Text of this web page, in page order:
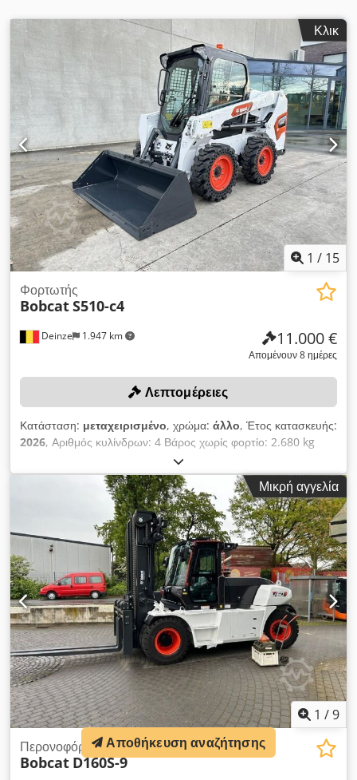
Κλικ
1 / 15
Deinze 1.947 km
Φορτωτής
BobcatS510-c4
11.000 €
Απομένουν 8 ημέρες
Λεπτομέρειες
Κατάσταση: μεταχειρισμένο, χρώμα: άλλο, Έτος κατασκευής:
2026, Αριθμός κυλίνδρων: 4 Βάρος χωρίς φορτίο: 2.680 kg
Διαστάσεις (Μ x Π x Υ): 337 x 172 x 197 cm Σύστημα
γρήγορης αλλαγής εργαλείων: Ναι Dwsdszrv Uljpfx Akaja
Βάρος: 2680 kg Διαστάσεις μεταφοράς: 3378 x 1727 x 1972
mm Μάρκα και τύπος κινητήρα: Kubota V2403 Ισχύς: 36,5 kW
/ 48,9 ίπποι Κύλινδροι: 4 Μέγεθος ελαστικών: Εμπρός και
πίσω ελαστικά: 30×10-16 Πλάτος κάδου: 1730 mm
Εξοπλισμός: Μηχανικό σύστημα γρήγορης αλλαγής Πρόσθετη
λειτουργία: Δεν διαθέτει πιστοποίηση CE ή εγγραφή. Δεν
υπάρχουν έγγραφα.
Μικρή αγγελία
1 /9
Περονοφόρα περονοφόρα ανυψωτικά
Bobcat D160S-9
Αποθήκευση αναζήτησης